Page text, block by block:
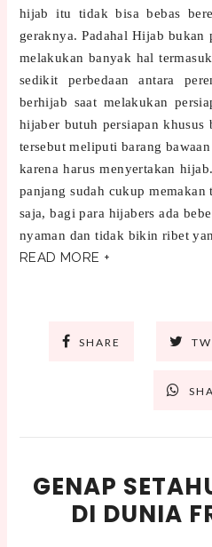
hijab itu tidak bisa bebas
geraknya. Padahal Hijab bukan
melakukan banyak hal
sedikit perbedaan antara
berhijab saat melakukan
hijaber butuh persiapan khusus
tersebut meliputi barang
karena harus menyertakan
panjang sudah cukup
saja, bagi para hijabers ada
nyaman dan tidak bikin ribet
READ MORE +
SHARE
GENAP
DI DUNIA